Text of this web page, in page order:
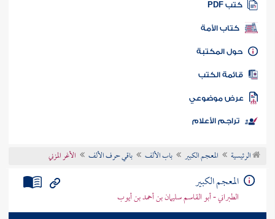
كتب PDF
كتاب الأمة
المكتبة
الكتب
موضوعي
تراجم الأعلام
الرئيسية المعجم الكبير باب الألف باقي حرف الألف الأغر المزني
المعجم الكبير
الطبراني - أبو القاسم سليمان بن أحمد بن أيوب